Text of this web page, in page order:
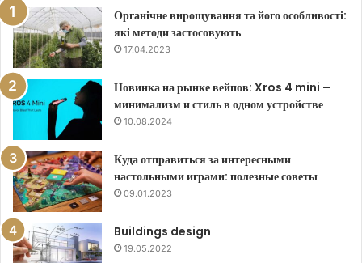
Органічне вирощування та його особливості:
які методи застосовують
17.04.2023
Новинка на рынке вейпов: Xros 4 mini –
минимализм и стиль в одном устройстве
10.08.2024
Куда отправиться за интересными
настольными играми: полезные советы
09.01.2023
Buildings design
19.05.2022